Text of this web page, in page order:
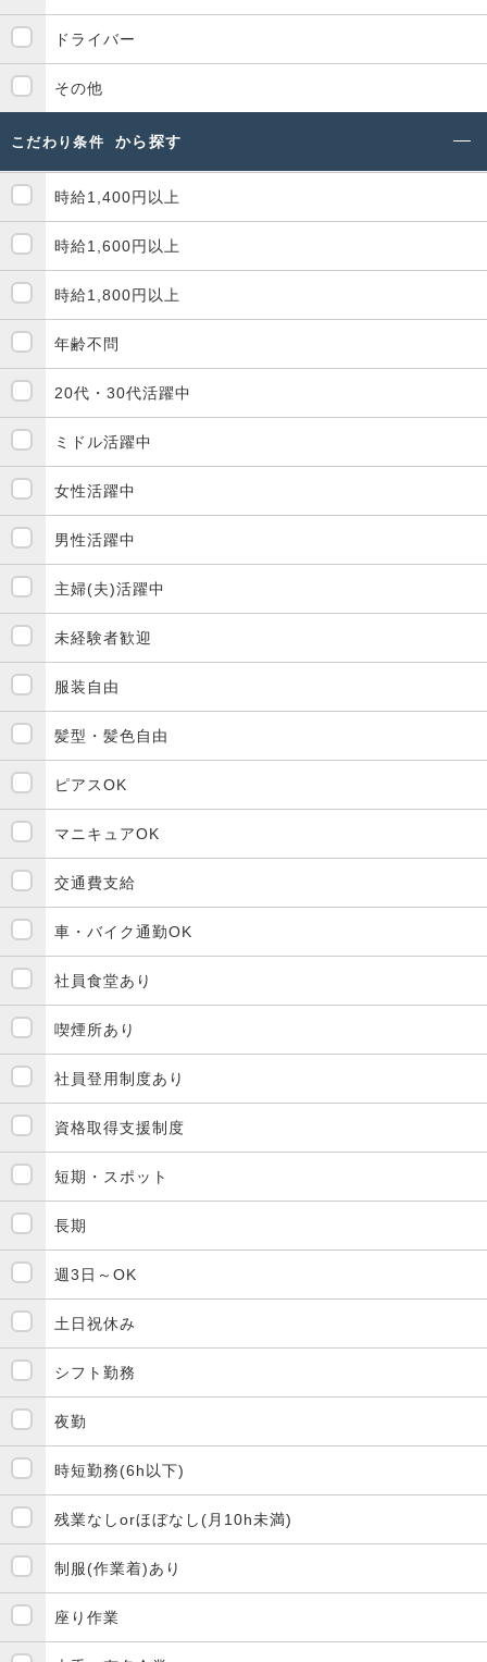
ドライバー
その他
こだわり条件 から探す
時給1,400円以上
時給1,600円以上
時給1,800円以上
年齢不問
20代・30代活躍中
ミドル活躍中
女性活躍中
男性活躍中
主婦(夫)活躍中
未経験者歓迎
服装自由
髪型・髪色自由
ピアスOK
マニキュアOK
交通費支給
車・バイク通勤OK
社員食堂あり
喫煙所あり
社員登用制度あり
資格取得支援制度
短期・スポット
長期
週3日～OK
土日祝休み
シフト勤務
夜勤
時短勤務(6h以下)
残業なしorほぼなし(月10h未満)
制服(作業着)あり
座り作業